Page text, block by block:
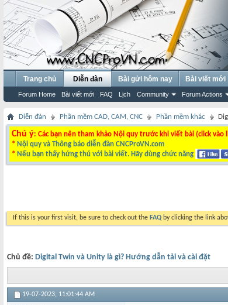
Trang chủ Diễn đàn
Forum Home Bài viết mới FAQ Lịch Community Forum Actions
Bài gửi hôm nay Bài viết mới
Diễn đàn Phần mềm CAD, CAM, CNC Phần mềm khác
Chú ý: Các bạn nên tham khảo Nội quy trước khi viết bài (click
* Nội quy và Thông báo diễn đàn CNCProVN.com
* Nếu bạn thấy hứng thú với bài viết. Hãy dùng chức năng
If this is your first visit, be sure to check out the FAQ by clicking the link
Chủ đề: Digital Twin và Unity là gì? Hướng dẫn tải và cài đặt
19-07-2023, 11:01:44 AM